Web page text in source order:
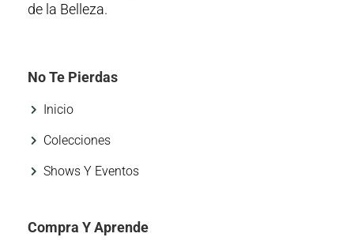
de la Belleza.
No Te Pierdas
Inicio
Colecciones
Shows Y Eventos
Compra Y Aprende